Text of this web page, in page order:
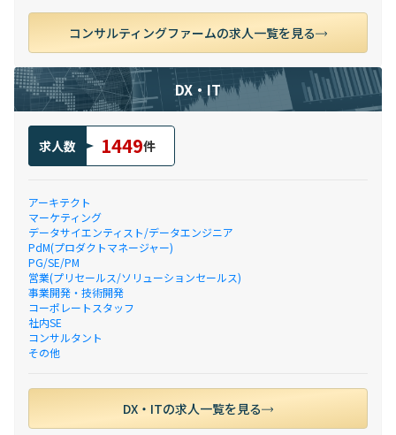
コンサルティングファームの求人一覧を見る
DX・IT
求人数 1449件
アーキテクト
マーケティング
データサイエンティスト/データエンジニア
PdM(プロダクトマネージャー)
PG/SE/PM
営業(プリセールス/ソリューションセールス)
事業開発・技術開発
コーポレートスタッフ
社内SE
コンサルタント
その他
DX・ITの求人一覧を見る